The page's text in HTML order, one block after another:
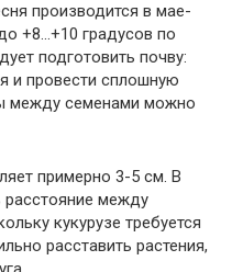
производится в мае-
+8…+10 градусов по
подготовить почву:
и провести сплошную
между семенами можно
примерно 3-5 см. В
расстояние между
кукурузе требуется
расставить растения,